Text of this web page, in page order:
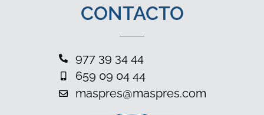
CONTACTO
977 39 34 44
659 09 04 44
maspres@maspres.com